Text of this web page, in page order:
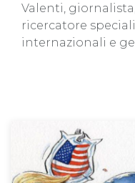
Valenti,
ricercatore
internazionali e